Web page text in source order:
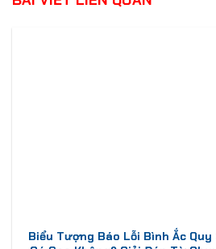
Biểu Tượng Báo Lỗi Bình Ắc